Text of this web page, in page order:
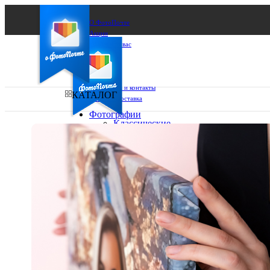
О ФотоПочте
Акции
Сделаем за вас
Бизнесу
FAQ
Франшиза
Поддержка и контакты
Оплата и доставка
Ваш город:
Ваш регион доставки
Выберите из списка:
КАТАЛОГ
Фотографии
Классические
10х15
13х18
15х15
15х20
20х20
20х30
30х30
30х40
А4
Фото